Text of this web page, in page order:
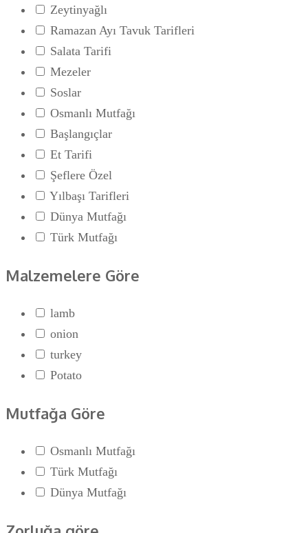
Zeytinyağlı
Ramazan Ayı Tavuk Tarifleri
Salata Tarifi
Mezeler
Soslar
Osmanlı Mutfağı
Başlangıçlar
Et Tarifi
Şeflere Özel
Yılbaşı Tarifleri
Dünya Mutfağı
Türk Mutfağı
Malzemelere Göre
lamb
onion
turkey
Potato
Mutfağa Göre
Osmanlı Mutfağı
Türk Mutfağı
Dünya Mutfağı